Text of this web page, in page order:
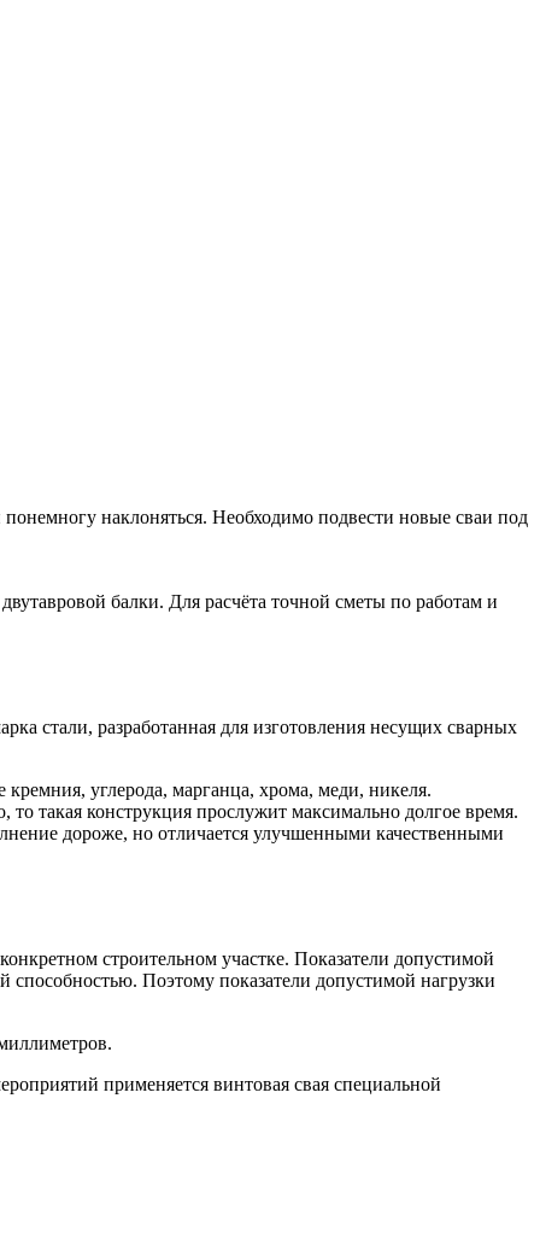
наклоняться. Необходимо подвести новые сваи под
балки. Для расчёта точной сметы по работам и
стали, разработанная для изготовления несущих сварных
углерода, марганца, хрома, меди, никеля.
такая конструкция прослужит максимально долгое время.
дороже, но отличается улучшенными качественными
строительном участке. Показатели допустимой
способностью. Поэтому показатели допустимой нагрузки
применяется винтовая свая специальной